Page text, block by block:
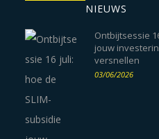
NIEUWS
Ontbijtsessie
jouw
versnellen
03/06/2026